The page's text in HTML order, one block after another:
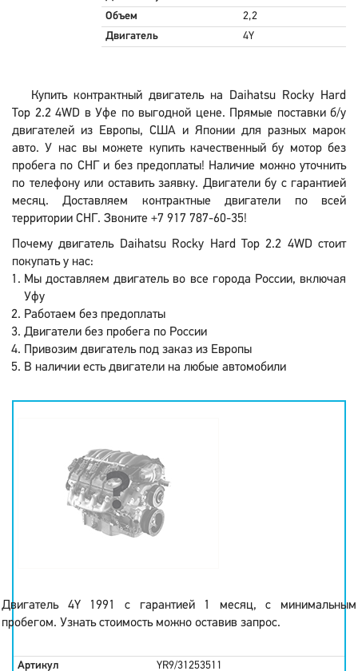
Объем
2,2
Двигатель
4Y
Купить контрактный двигатель на Daihatsu Rocky Hard
Top 2.2 4WD в Уфе по выгодной цене. Прямые поставки б/у
двигателей из Европы, США и Японии для разных марок
авто. У нас вы можете купить качественный бу мотор без
пробега по СНГ и без предоплаты! Наличие можно уточнить
по телефону или оставить заявку. Двигатели бу с гарантией
месяц. Доставляем контрактные двигатели по всей
территории СНГ. Звоните +7 917 787-60-35!
Почему двигатель Daihatsu Rocky Hard Top 2.2 4WD стоит
покупать у нас:
Мы доставляем двигатель во все города России, включая
Уфу
Работаем без предоплаты
Двигатели без пробега по России
Привозим двигатель под заказ из Европы
В наличии есть двигатели на любые автомобили
Двигатель 4Y 1991 с гарантией 1 месяц, с минимальным
пробегом. Узнать стоимость можно оставив запрос.
Артикул YR9/31253511